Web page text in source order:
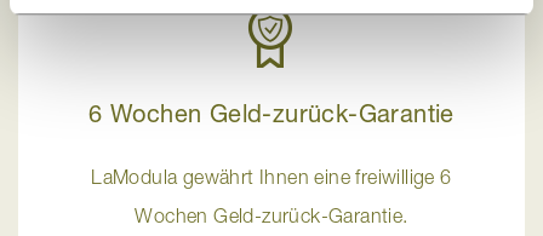
6 Wochen Geld-zurück-Garantie
LaModula gewährt Ihnen eine freiwillige 6
Wochen Geld-zurück-Garantie.